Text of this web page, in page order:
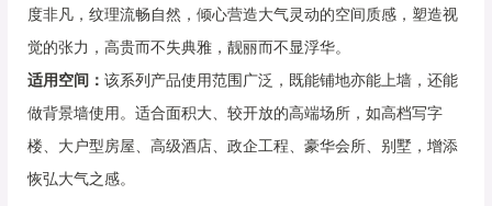
度非凡，纹理流畅自然，倾心营造大气灵动的空间质感，塑造视
觉的张力，高贵而不失典雅，靓丽而不显浮华。
适用空间： 该系列产品使用范围广泛，既能铺地亦能上墙，还能
做背景墙使用。适合面积大、较开放的高端场所，如高档写字
楼、大户型房屋、高级酒店、政企工程、豪华会所、别墅，增添
恢弘大气之感。